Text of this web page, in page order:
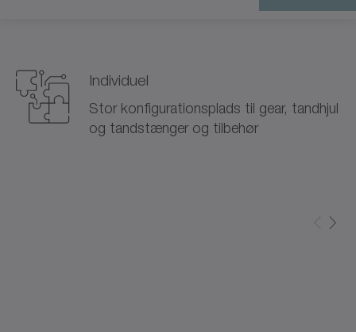
Individuel
Stor konfigurationsplads til gear, tandhjul
og tandstænger og tilbehør